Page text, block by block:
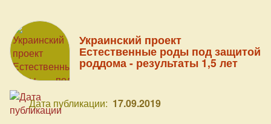
любовью к ним. Опыт глубокого погружения в тему
зачатия, беременности, родов и материнства с
помощью нашей социальной деятельности позволил
нам сформулировать 5 выводов о родах, которыми мы
с удовольствием делимся теперь с вами в нашем
специальном, приуроченном к нашему юбилею, видео.
Украинский проект
Естественные роды под защитой
роддома - результаты 1,5 лет
Дата публикации: 17.09.2019